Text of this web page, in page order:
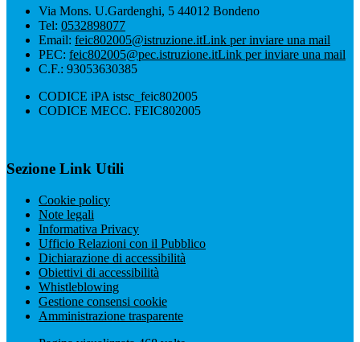
Via Mons. U.Gardenghi, 5 44012 Bondeno
Tel: 0532898077
Email: feic802005@istruzione.itLink per inviare una mail
PEC: feic802005@pec.istruzione.itLink per inviare una mail
C.F.: 93053630385
CODICE iPA istsc_feic802005
CODICE MECC. FEIC802005
Sezione Link Utili
Cookie policy
Note legali
Informativa Privacy
Ufficio Relazioni con il Pubblico
Dichiarazione di accessibilità
Obiettivi di accessibilità
Whistleblowing
Gestione consensi cookie
Amministrazione trasparente